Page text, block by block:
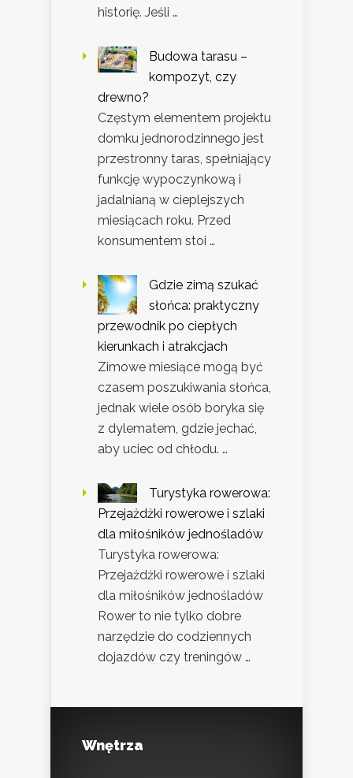
historię. Jeśli …
Budowa tarasu –
kompozyt, czy
drewno?
Częstym elementem projektu
domku jednorodzinnego jest
przestronny taras, spełniający
funkcję wypoczynkową i
jadalnianą w cieplejszych
miesiącach roku. Przed
konsumentem stoi …
Gdzie zimą szukać
słońca: praktyczny
przewodnik po ciepłych
kierunkach i atrakcjach
Zimowe miesiące mogą być
czasem poszukiwania słońca,
jednak wiele osób boryka się
z dylematem, gdzie jechać,
aby uciec od chłodu. …
Turystyka rowerowa:
Przejażdżki rowerowe i szlaki
dla miłośników jednośladów
Turystyka rowerowa:
Przejażdżki rowerowe i szlaki
dla miłośników jednośladów
Rower to nie tylko dobre
narzędzie do codziennych
dojazdów czy treningów …
Wnętrza